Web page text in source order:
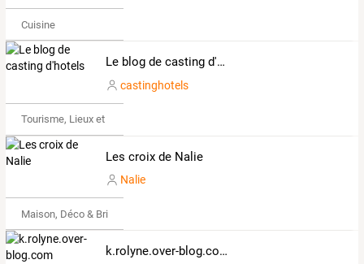
Cuisine
Le blog de casting d'hotels
castinghotels
Tourisme, Lieux et Événements
Les croix de Nalie
Nalie
Maison, Déco & Bricolage
k.rolyne.over-blog.com